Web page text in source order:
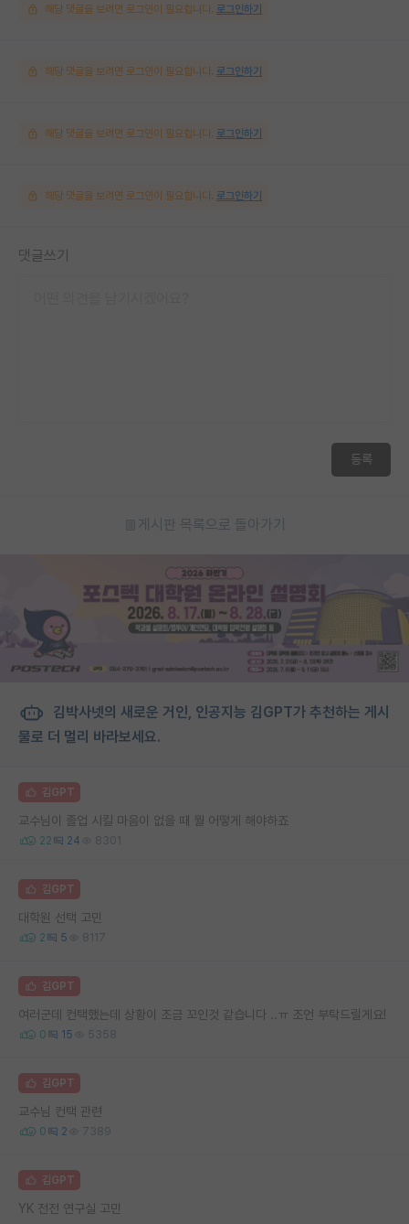
해당 댓글을 보려면 로그인이 필요합니다. 로그인하기
해당 댓글을 보려면 로그인이 필요합니다. 로그인하기
해당 댓글을 보려면 로그인이 필요합니다. 로그인하기
해당 댓글을 보려면 로그인이 필요합니다. 로그인하기
댓글쓰기
등록
게시판 목록으로 돌아가기
김박사넷의 새로운 거인, 인공지능 김GPT가 추천하는 게시
물로 더 멀리 바라보세요.
김GPT
교수님이 졸업 시킬 마음이 없을 때 뭘 어떻게 해야하죠
22 24 8301
김GPT
대학원 선택 고민
2 5 8117
김GPT
여러군데 컨택했는데 상황이 조금 꼬인것 같습니다 ..ㅠ 조언 부탁드릴게요!
0 15 5358
김GPT
교수님 컨택 관련
0 2 7389
김GPT
YK 전전 연구실 고민